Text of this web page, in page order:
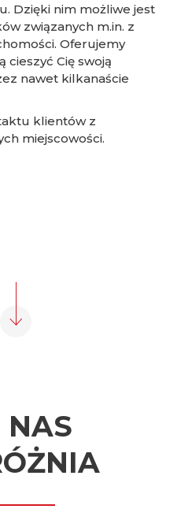
Dzięki nim możliwe jest
związanych m.in. z
Oferujemy
Cię swoją
nawet kilkanaście
klientów z
miejscowości.
NAS